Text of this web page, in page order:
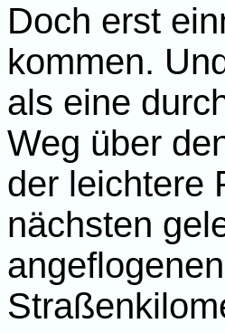
Doch erst
kommen.
als eine
Weg über
der leichtere
nächsten